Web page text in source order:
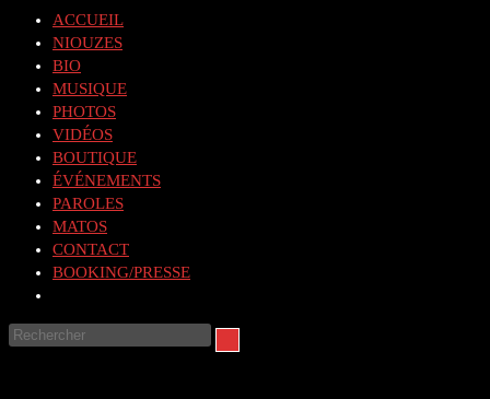
ACCUEIL
NIOUZES
BIO
MUSIQUE
PHOTOS
VIDÉOS
BOUTIQUE
ÉVÉNEMENTS
PAROLES
MATOS
CONTACT
BOOKING/PRESSE
search
Rechercher